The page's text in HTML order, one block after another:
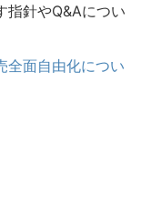
指針やQ&Aについ
全面自由化につい